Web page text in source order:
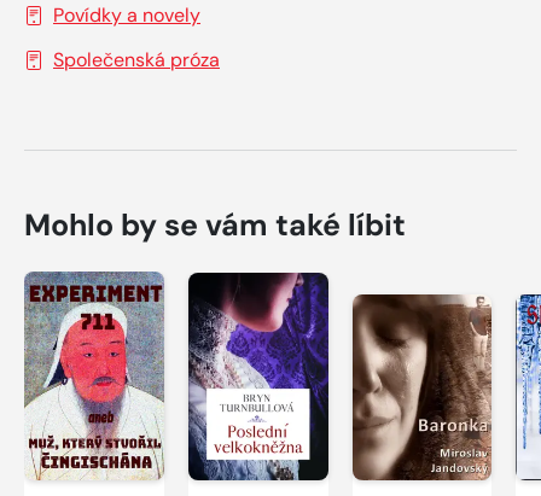
Povídky a novely
Společenská próza
Mohlo by se vám také líbit